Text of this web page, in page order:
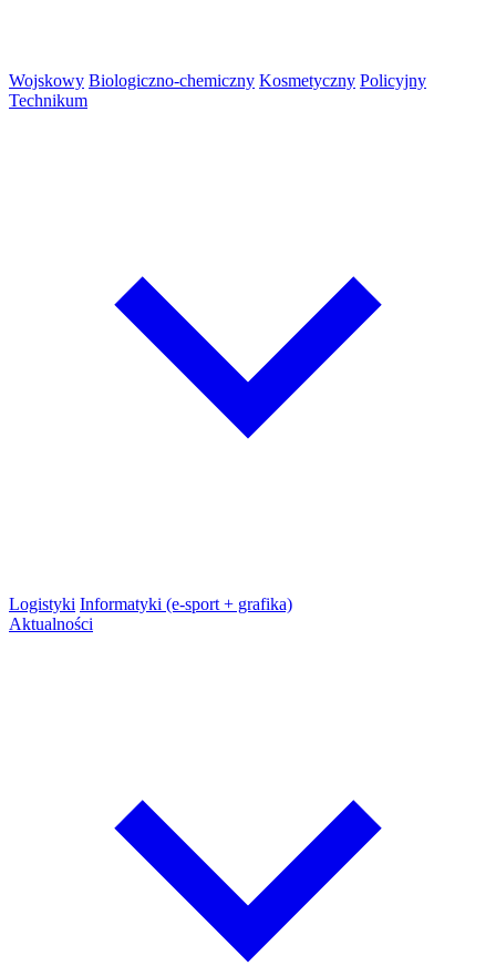
Wojskowy Biologiczno-chemiczny Kosmetyczny Policyjny
Technikum
Logistyki Informatyki (e-sport + grafika)
Aktualności